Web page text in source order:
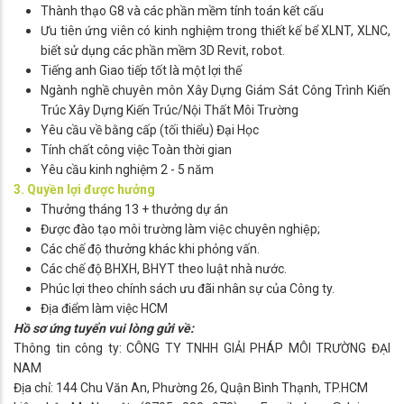
Thành thạo G8 và các phần mềm tính toán kết cấu
Ưu tiên ứng viên có kinh nghiệm trong thiết kế bể XLNT, XLNC,
biết sử dụng các phần mềm 3D Revit, robot.
Tiếng anh Giao tiếp tốt là một lợi thế
Ngành nghề chuyên môn Xây Dựng Giám Sát Công Trình Kiến
Trúc Xây Dựng Kiến Trúc/Nội Thất Môi Trường
Yêu cầu về bằng cấp (tối thiểu) Đại Học
Tính chất công việc Toàn thời gian
Yêu cầu kinh nghiệm 2 - 5 năm
3. Quyền lợi được hưởng
Thưởng tháng 13 + thưởng dự án
Được đào tạo môi trường làm việc chuyên nghiệp;
Các chế độ thưởng khác khi phỏng vấn.
Các chế độ BHXH, BHYT theo luật nhà nước.
Phúc lợi theo chính sách ưu đãi nhân sự của Công ty.
Địa điểm làm việc HCM
​Hồ sơ ứng tuyển vui lòng gửi về:
Thông tin công ty: CÔNG TY TNHH GIẢI PHÁP MÔI TRƯỜNG ĐẠI
NAM
Địa chỉ: 144 Chu Văn An, Phường 26, Quận Bình Thạnh, TP.HCM